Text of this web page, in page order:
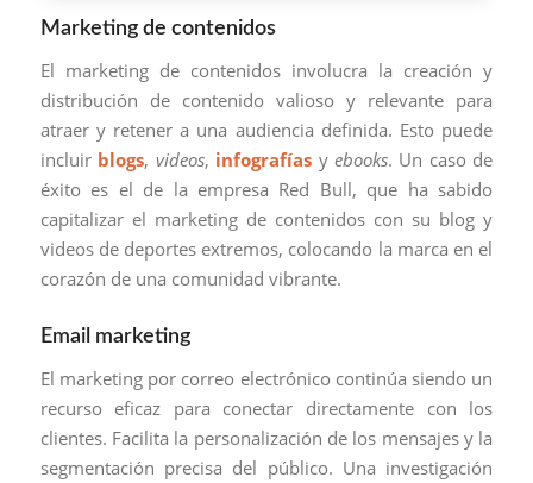
Marketing de contenidos
El marketing de contenidos involucra la creación y
distribución de contenido valioso y relevante para
atraer y retener a una audiencia definida. Esto puede
incluir blogs, videos, infografías y ebooks. Un caso de
éxito es el de la empresa Red Bull, que ha sabido
capitalizar el marketing de contenidos con su blog y
videos de deportes extremos, colocando la marca en el
corazón de una comunidad vibrante.
Email marketing
El marketing por correo electrónico continúa siendo un
recurso eficaz para conectar directamente con los
clientes. Facilita la personalización de los mensajes y la
segmentación precisa del público. Una investigación